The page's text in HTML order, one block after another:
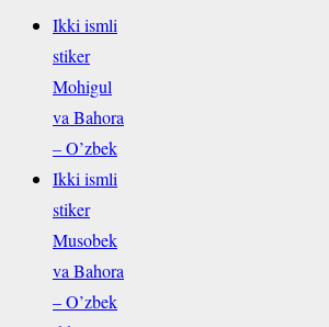
Ikki ismli
stiker
Mohigul
va Bahora
– O’zbek
Ikki ismli
stiker
Musobek
va Bahora
– O’zbek